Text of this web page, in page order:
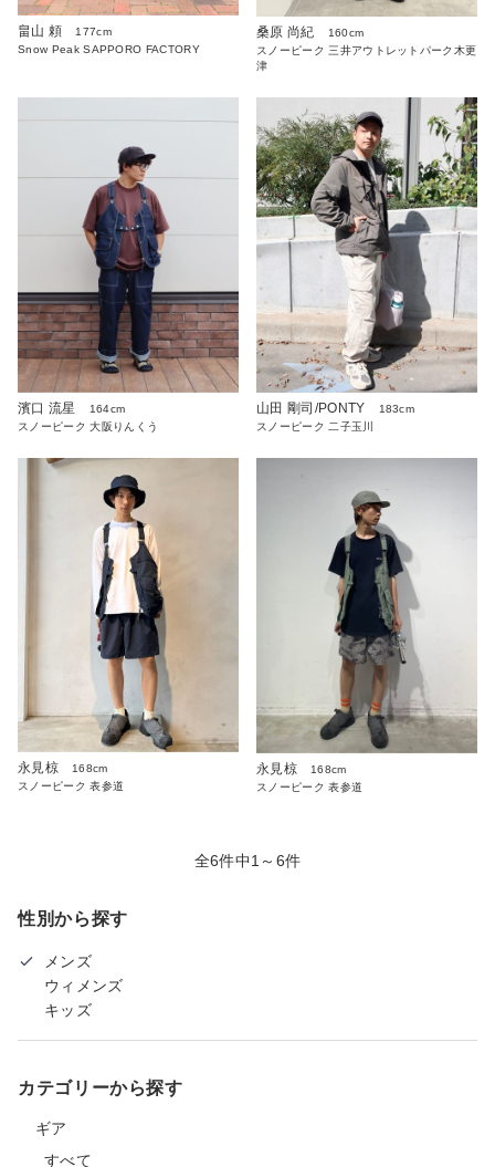
畠山 頼
177cm
Snow Peak SAPPORO FACTORY
桑原 尚紀
160cm
スノーピーク 三井アウトレットパーク木更
津
濱口 流星
164cm
スノーピーク 大阪りんくう
山田 剛司/PONTY
183cm
スノーピーク 二子玉川
永見椋
168cm
スノーピーク 表参道
永見椋
168cm
スノーピーク 表参道
全6件中1～6件
性別から探す
メンズ
ウィメンズ
キッズ
カテゴリーから探す
ギア
すべて